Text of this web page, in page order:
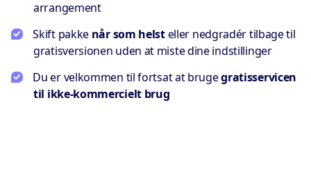
arrangement
Skift pakke når som helsteller nedgradér tilbage til
gratisversionen uden at miste dine indstillinger
Du er velkommen til fortsat at brugegratisservicen
til ikke-kommercielt brug